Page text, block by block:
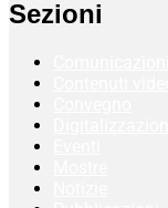
Sezioni